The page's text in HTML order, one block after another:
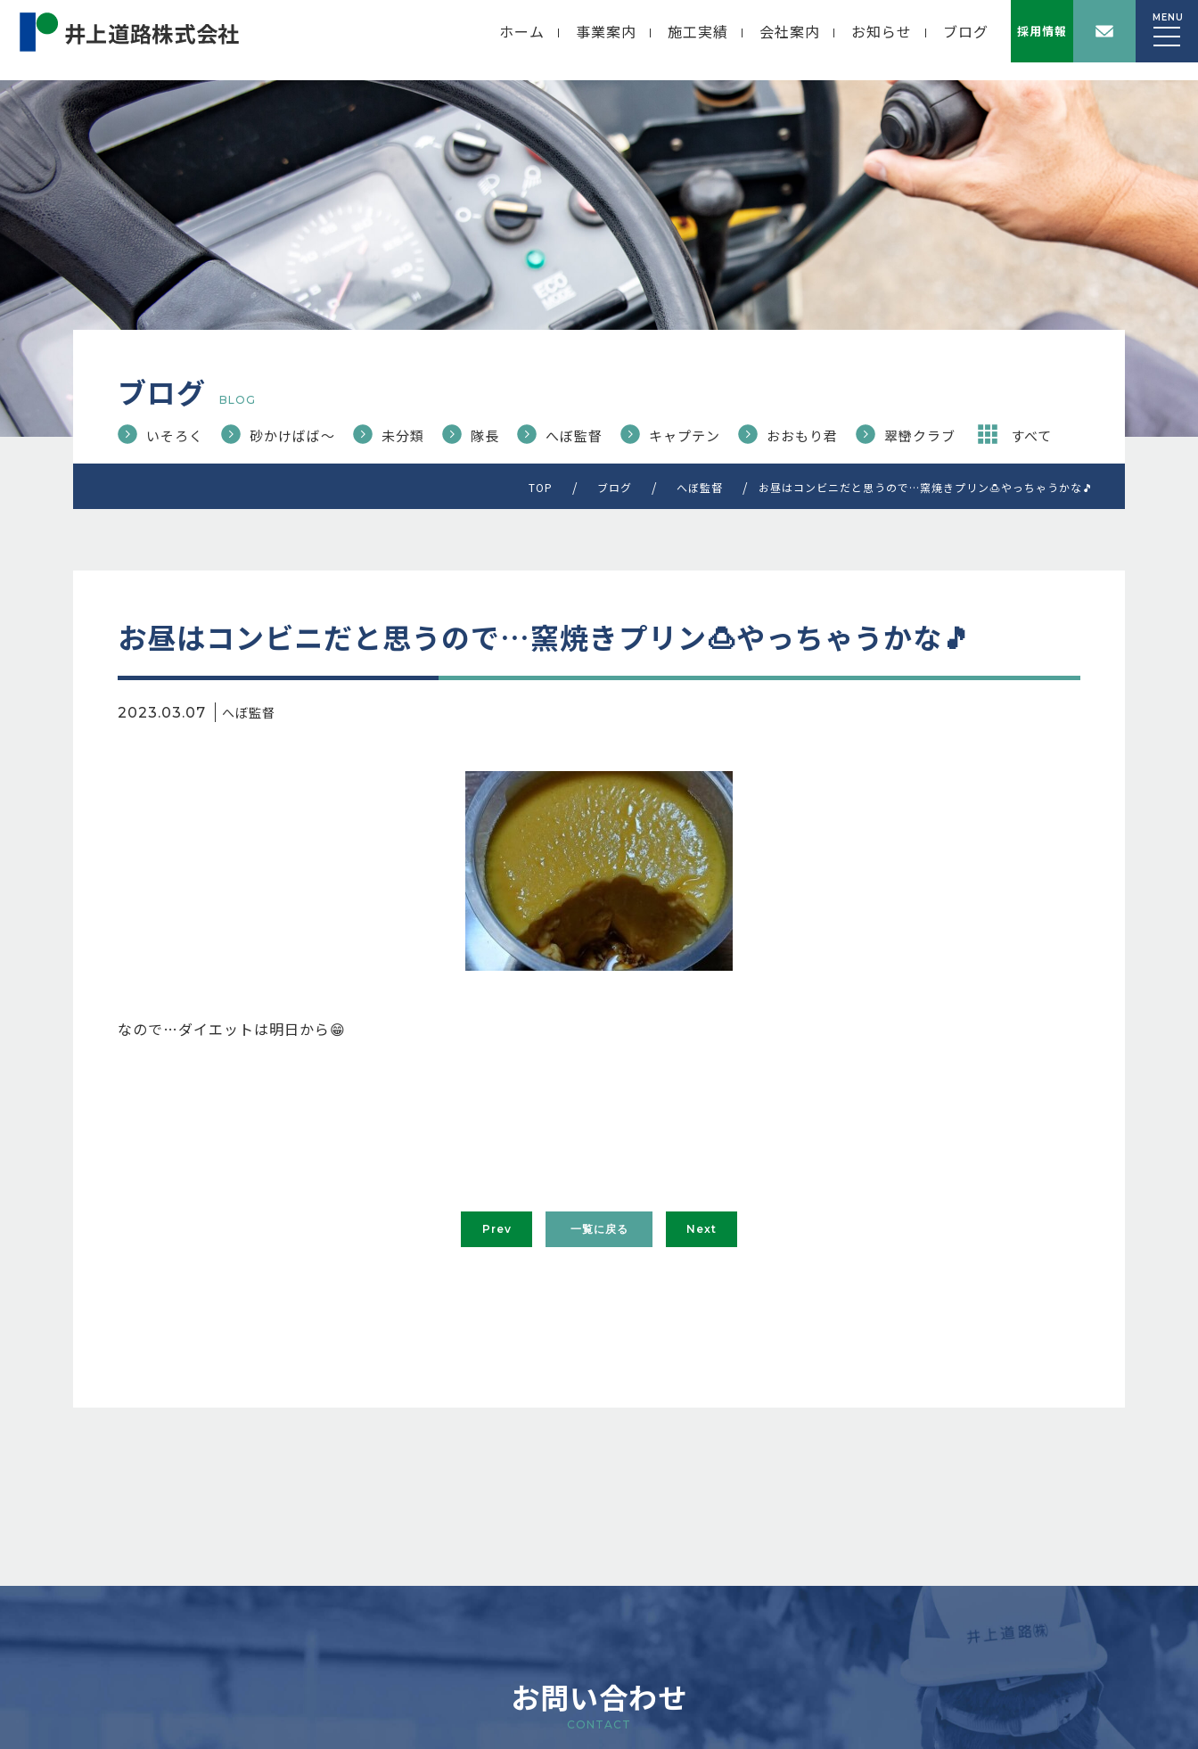
ホーム 事業案内 施工実績 会社案内 お知らせ ブログ 採用情報
MENU
Warning: Undefined property: WP_Error::$cat_name in
/home/macolab2/inouedoro.co.jp/public_html/wp-
content/themes/inourdoro_theme_2024/single.phpon line14
ブログ BLOG
いそろく 砂かけばば〜 未分類 隊長 へぼ監督 キャプテン おおもり君 翠巒クラブ すべて
TOP ブログ へぼ監督 お昼はコンビニだと思うので…窯焼きプリン🍮やっちゃうかな🎵
お昼はコンビニだと思うので…窯焼きプリン🍮やっちゃうかな🎵
2023.03.07 へぼ監督
なので…ダイエットは明日から😁
Prev 一覧に戻る Next
お問い合わせ
CONTACT